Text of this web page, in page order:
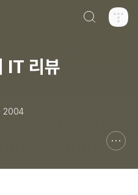
IT 리뷰
2004